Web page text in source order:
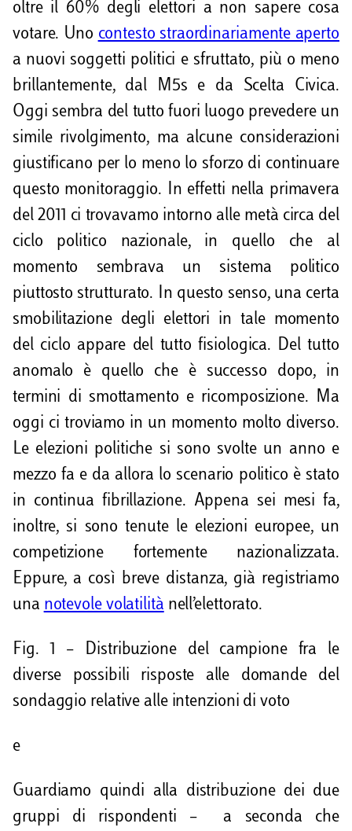
oltre il 60% degli elettori a non sapere cosa
votare. Uno contesto straordinariamente aperto
a nuovi soggetti politici e sfruttato, più o meno
brillantemente, dal M5s e da Scelta Civica.
Oggi sembra del tutto fuori luogo prevedere un
simile rivolgimento, ma alcune considerazioni
giustificano per lo meno lo sforzo di continuare
questo monitoraggio. In effetti nella primavera
del 2011 ci trovavamo intorno alle metà circa del
ciclo politico nazionale, in quello che al
momento sembrava un sistema politico
piuttosto strutturato. In questo senso, una certa
smobilitazione degli elettori in tale momento
del ciclo appare del tutto fisiologica. Del tutto
anomalo è quello che è successo dopo, in
termini di smottamento e ricomposizione. Ma
oggi ci troviamo in un momento molto diverso.
Le elezioni politiche si sono svolte un anno e
mezzo fa e da allora lo scenario politico è stato
in continua fibrillazione. Appena sei mesi fa,
inoltre, si sono tenute le elezioni europee, un
competizione fortemente nazionalizzata.
Eppure, a così breve distanza, già registriamo
una notevole volatilità nell’elettorato.
Fig. 1 – Distribuzione del campione fra le
diverse possibili risposte alle domande del
sondaggio relative alle intenzioni di voto
e
Guardiamo quindi alla distribuzione dei due
gruppi di rispondenti – a seconda che